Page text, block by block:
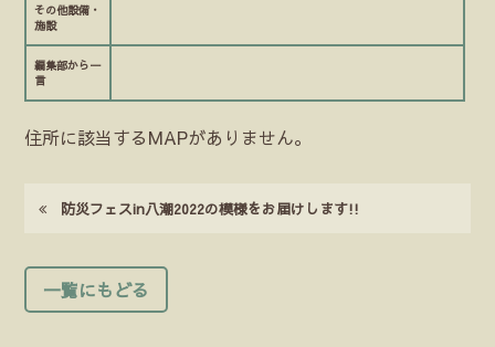
その他設備・
施設
編集部から一
言
住所に該当するMAPがありません。
防災フェスin八潮2022の模様をお届けします!!
一覧にもどる